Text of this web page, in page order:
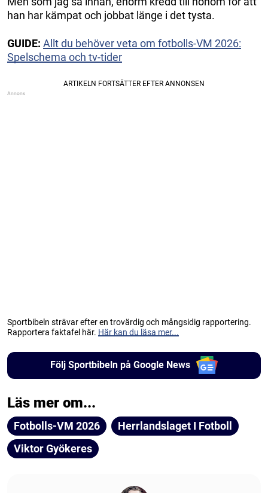
han har kämpat och jobbat länge i det tysta.
GUIDE: Allt du behöver veta om fotbolls-VM 2026:
Spelschema och tv-tider
Sportbibeln strävar efter en trovärdig och mångsidig rapportering.
Rapportera faktafel här. Här kan du läsa mer...
Följ Sportbibeln på Google News
Läs mer om...
Fotbolls-VM 2026
Herrlandslaget I Fotboll
Viktor Gyökeres